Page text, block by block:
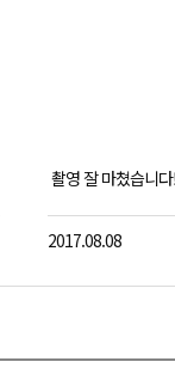
촬영 잘 마쳤습니
2017.08.08